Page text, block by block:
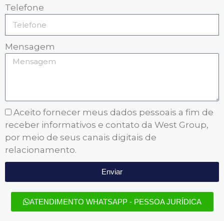
Telefone
Mensagem
Aceito fornecer meus dados pessoais a fim de
receber informativos e contato da West Group,
por meio de seus canais digitais de
relacionamento.
Enviar
ATENDIMENTO WHATSAPP - PESSOA JURÍDICA